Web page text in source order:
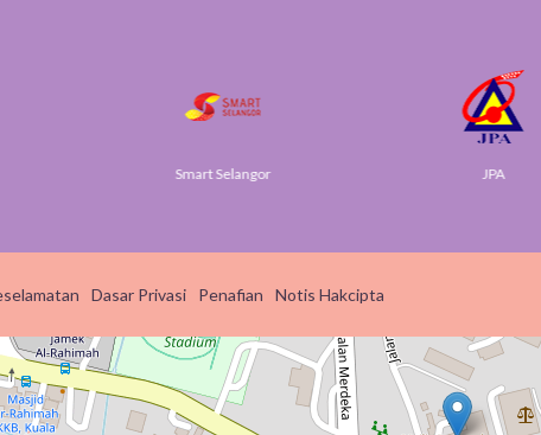
Smart Selangor
Dasar Privasi Penafian Notis Hakcipta